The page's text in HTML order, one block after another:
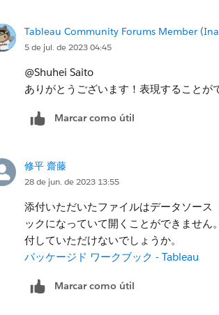
if DATEDIFF('month',[基準月
Tableau Community Forums Member
5 de jul. de 2023 04:45
@Shuhei Saito
ありがとうございます！表現することが
Marcar como útil
修平 齋藤
28 de jun. de 2023 13:55
添付いただいたファイルはデータソー
ックになっていて開くことができませ
付していただけないでしょうか。
パッケージド ワークブック - Tableau
Marcar como útil